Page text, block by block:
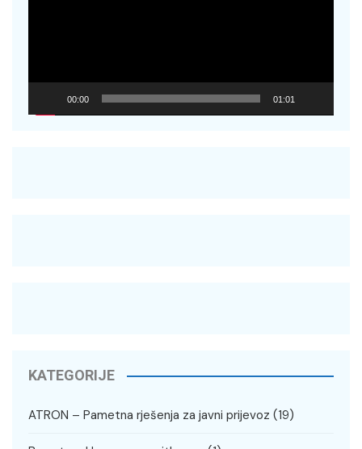
00:00 01:01
KATEGORIJE
ATRON – Pametna rješenja za javni prijevoz (19)